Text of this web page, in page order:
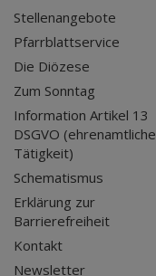
Stellenangebote
Pfarrblattservice
Die Diözese
Zum Sonntag
Information Artikel 13
DSGVO (ehrenamtliche
Tätigkeit)
Schematismus
Erklärung zur
Barrierefreiheit
Kontakt
Newsletter